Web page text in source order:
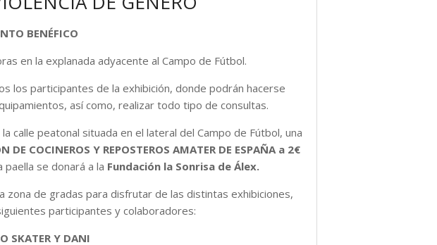
BENÉFICO
en la explanada adyacente al Campo de Fútbol.
los participantes de la exhibición, donde podrán hacerse
así como, realizar todo tipo de consultas.
calle peatonal situada en el lateral del Campo de Fútbol, una
COCINEROS Y REPOSTEROS AMATER DE ESPAÑA a 2€
se donará a la Fundación la Sonrisa de Álex.
zona de gradas para disfrutar de las distintas exhibiciones,
participantes y colaboradores:
SKATER Y DANI